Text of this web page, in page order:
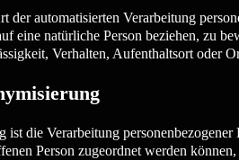
der automatisierten Verarbeitung
eine natürliche Person beziehen, zu
Verhalten, Aufenthaltsort oder
ist die Verarbeitung
Person zugeordnet werden